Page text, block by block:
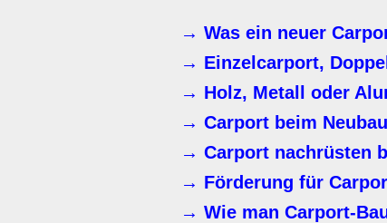
→ Was ein neuer
→ Einzelcarport,
→ Holz, Metall oder
→ Carport beim Neubau
→ Carport nachrüsten
→ Förderung für
→ Wie man Carport-